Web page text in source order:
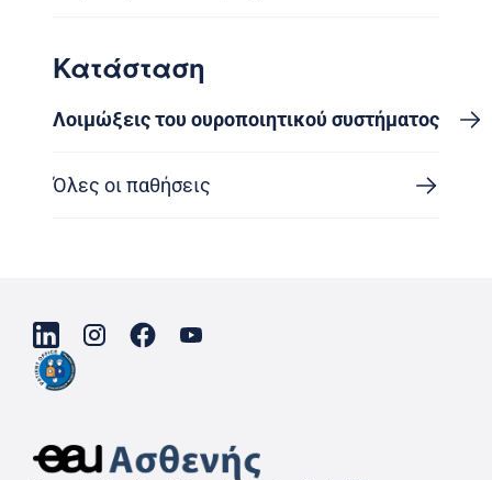
Κατάσταση
Λοιμώξεις του ουροποιητικού συστήματος
Όλες οι παθήσεις